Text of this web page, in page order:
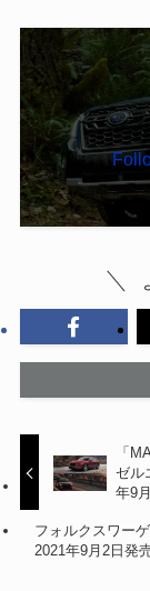
「
ゼル
年9
フォルクスワー
2021年9月2日発